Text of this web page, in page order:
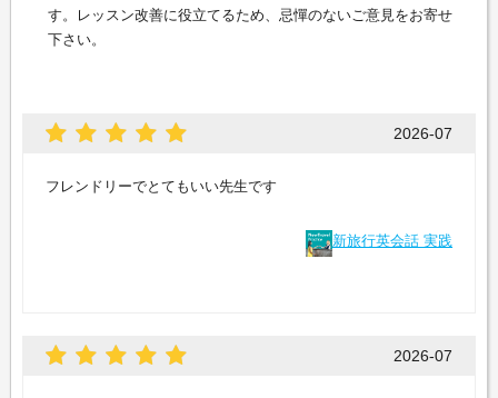
す。レッスン改善に役立てるため、忌憚のないご意見をお寄せ
下さい。
2026-07
フレンドリーでとてもいい先生です
新旅行英会話 実践
2026-07